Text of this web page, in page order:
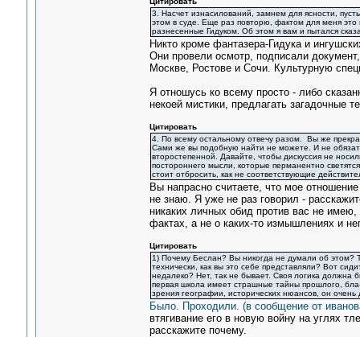
3. Насчет изнасилований, замнем для ясности,
этом в суде. Еще раз повторю, фактом для меня это
разнесенные Гидуком. Об этом я вам и пытался
Никто кроме фантазера-Гидука и
Они провели осмотр, подписали
Москве, Ростове и Сочи. Культурную
Я отношусь ко всему просто - либо
некоей мистики, предлагать загадочные
Цитировать
4. По всему остальному отвечу разом. Вы же
Сами же вы подобную найти не можете. И не
второстепенной. Давайте, чтобы дискуссия не
постороннего мысли, которые перманентно
стоит отбросить, как не соответствующие
Вы напрасно считаете, что мое
не знаю. Я уже не раз говорил -
никаких личных обид против вас не имею,
фактах, а не о каких-то измышлениях и
Цитировать
1) Почему Беслан? Вы никогда не думали об этом?
технически, как вы это себе представляли? Вот
недалеко? Нет, так не бывает. Своя логика
первая школа имеет страшные тайны прошлого,
зрения географии, исторических нюансов, он
Было. Проходили. (в сообщение от
втягивание его в новую войну на углях
расскажите почему.